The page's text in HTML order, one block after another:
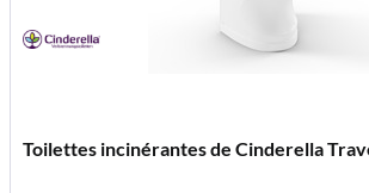
Toilettes incinérantes de Cinderella